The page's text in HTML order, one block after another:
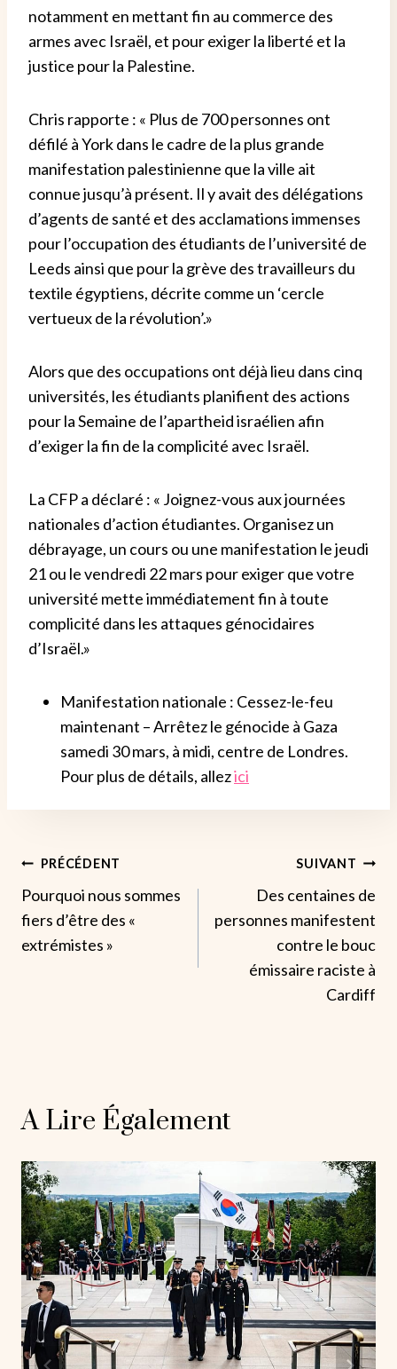
notamment en mettant fin au commerce des
armes avec Israël, et pour exiger la liberté et la
justice pour la Palestine.
Chris rapporte : « Plus de 700 personnes ont
défilé à York dans le cadre de la plus grande
manifestation palestinienne que la ville ait
connue jusqu’à présent. Il y avait des délégations
d’agents de santé et des acclamations immenses
pour l’occupation des étudiants de l’université de
Leeds ainsi que pour la grève des travailleurs du
textile égyptiens, décrite comme un ‘cercle
vertueux de la révolution’.»
Alors que des occupations ont déjà lieu dans cinq
universités, les étudiants planifient des actions
pour la Semaine de l’apartheid israélien afin
d’exiger la fin de la complicité avec Israël.
La CFP a déclaré : « Joignez-vous aux journées
nationales d’action étudiantes. Organisez un
débrayage, un cours ou une manifestation le jeudi
21 ou le vendredi 22 mars pour exiger que votre
université mette immédiatement fin à toute
complicité dans les attaques génocidaires
d’Israël.»
Manifestation nationale : Cessez-le-feu
maintenant – Arrêtez le génocide à Gaza
samedi 30 mars, à midi, centre de Londres.
Pour plus de détails, allezici
Navigation
De
L’article
PRÉCÉDENT
Pourquoi nous sommes
fiers d’être des «
extrémistes »
SUIVANT
Des centaines de
personnes manifestent
contre le bouc
émissaire raciste à
Cardiff
A Lire Également